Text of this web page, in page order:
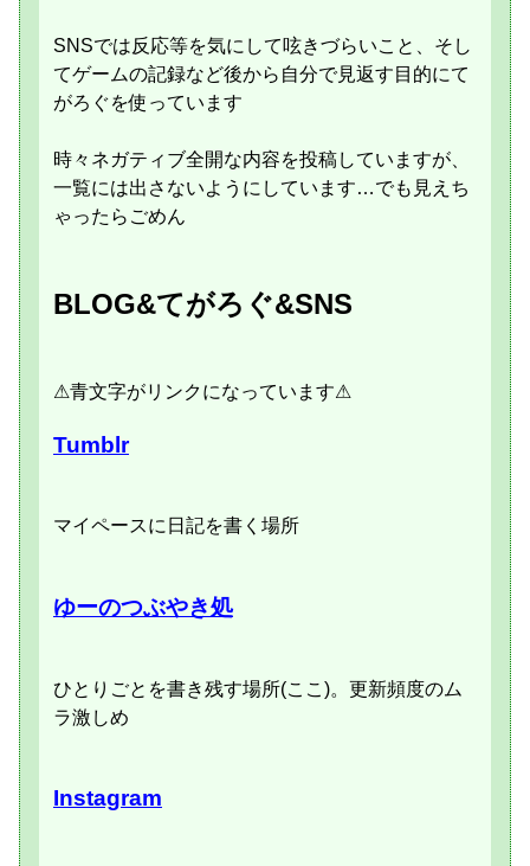
SNSでは反応等を気にして呟きづらいこと、そし
てゲームの記録など後から自分で見返す目的にて
がろぐを使っています
時々ネガティブ全開な内容を投稿していますが、
一覧には出さないようにしています…でも見えち
ゃったらごめん
BLOG&てがろぐ&SNS
⚠青文字がリンクになっています⚠
Tumblr
マイペースに日記を書く場所
ゆーのつぶやき処
ひとりごとを書き残す場所(ここ)。更新頻度のム
ラ激しめ
Instagram